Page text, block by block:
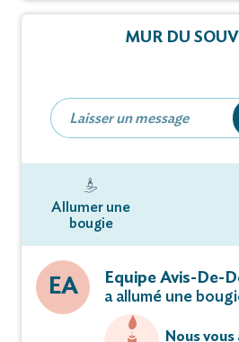
MUR DU
Allumer une
bougie
EA
Equipe Avis-De-
a allumé une
Nous